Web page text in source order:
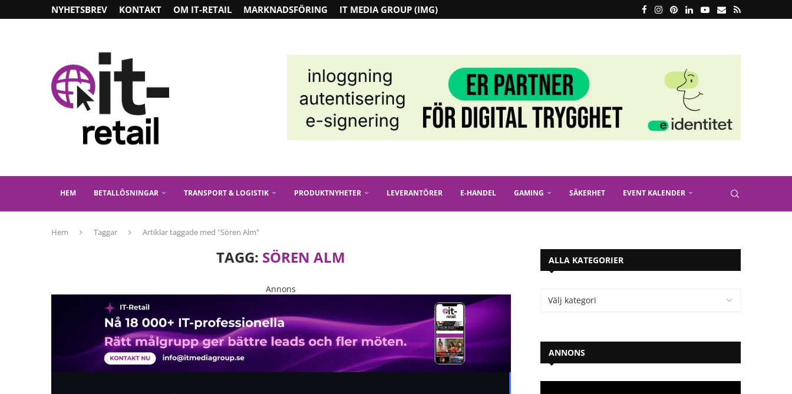
NYHETSBREV KONTAKT OM IT-RETAIL MARKNADSFÖRING IT MEDIA GROUP (IMG)
HEM BETALLÖSNINGAR TRANSPORT & LOGISTIK PRODUKTNYHETER LEVERANTÖRER E-HANDEL GAMING SÄKERHET EVENT KALENDER
Hem Taggar Artiklar taggade med "Sören Alm"
TAGG: SÖREN ALM
Annons
ALLA KATEGORIER
ANNONS